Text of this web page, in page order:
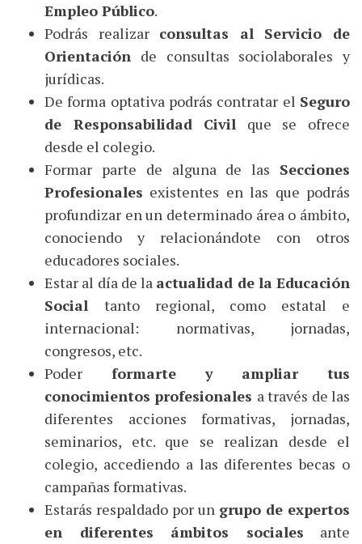
Empleo Público.
Podrás realizar consultas al Servicio de
Orientación de consultas sociolaborales y
jurídicas.
De forma optativa podrás contratar el Seguro
de Responsabilidad Civil que se ofrece
desde el colegio.
Formar parte de alguna de las Secciones
Profesionales existentes en las que podrás
profundizar en un determinado área o ámbito,
conociendo y relacionándote con otros
educadores sociales.
Estar al día de la actualidad de la Educación
Social tanto regional, como estatal e
internacional: normativas, jornadas,
congresos, etc.
Poder formarte y ampliar tus
conocimientos profesionales a través de las
diferentes acciones formativas, jornadas,
seminarios, etc. que se realizan desde el
colegio, accediendo a las diferentes becas o
campañas formativas.
Estarás respaldado por un grupo de expertos
en diferentes ámbitos sociales ante